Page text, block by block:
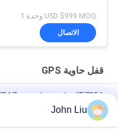
USD $999 MOQ:وحدة 1
الاتصال
قفل حاوية GPS
مضادة للكسر
John Liu